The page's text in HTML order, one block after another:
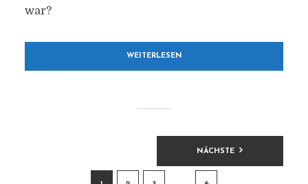
war?
WEITERLESEN
BEITRAGSNAVIGATIONNÄCHSTE